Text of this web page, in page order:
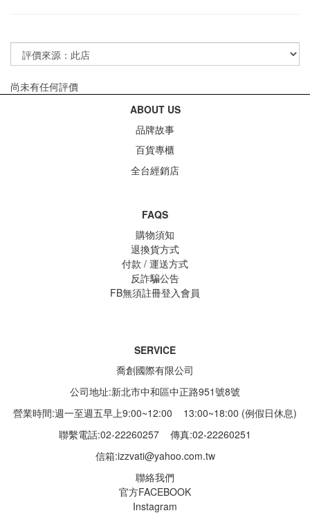
尚未有任何評價
ABOUT US
品牌故事
百貨專櫃
全台經銷店
FAQS
購物須知
退換貨方式
付款 / 運送方式
反詐騙公告
FB無須註冊登入會員
SERVICE
喬創國際有限公司
公司地址:新北市中和區中正路951號8號
營業時間:週一至週五早上9:00~12:00 13:00~18:00 (例假日休息)
聯繫電話:02-22260257 傳真:02-22260251
信箱:izzvati@yahoo.com.tw
聯絡我們
官方FACEBOOK
Instagram